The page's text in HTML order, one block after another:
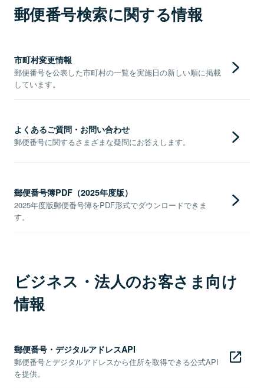
郵便番号検索に関する情報
市町村変更情報
郵便番号を公表した市町村の一覧を実施日の新しい順に掲載
しています。
よくあるご質問・お問い合わせ
郵便番号に関するさまざまな疑問にお答えします。
郵便番号簿PDF（2025年度版）
2025年度版郵便番号簿をPDF形式でダウンロードできま
す。
ビジネス・法人のお客さま向け
情報
郵便番号・デジタルアドレスAPI
郵便番号とデジタルアドレスから住所を取得できる公式API
を提供。